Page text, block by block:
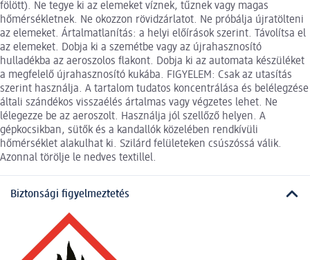
fölött). Ne tegye ki az elemeket víznek, tűznek vagy magas
hőmérsékletnek. Ne okozzon rövidzárlatot. Ne próbálja újratölteni
az elemeket. Ártalmatlanítás: a helyi előírások szerint. Távolítsa el
az elemeket. Dobja ki a szemétbe vagy az újrahasznosító
hulladékba az aeroszolos flakont. Dobja ki az automata készüléket
a megfelelő újrahasznosító kukába. FIGYELEM: Csak az utasítás
szerint használja. A tartalom tudatos koncentrálása és belélegzése
általi szándékos visszaélés ártalmas vagy végzetes lehet. Ne
lélegezze be az aeroszolt. Használja jól szellőző helyen. A
gépkocsikban, sütők és a kandallók közelében rendkívüli
hőmérséklet alakulhat ki. Szilárd felületeken csúszóssá válik.
Azonnal törölje le nedves textillel.
Biztonsági figyelmeztetés